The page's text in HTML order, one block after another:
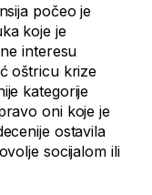
počeo je
koje je
interesu
oštricu krize
kategorije
oni koje je
ostavila
socijalom ili